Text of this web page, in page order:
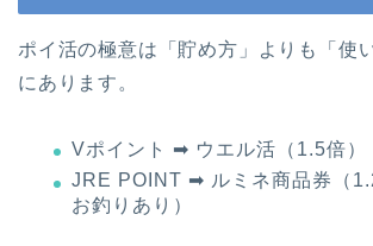
ポイ活の極意は「貯め方」よりも「使
にあります。
Vポイント ➡ ウエル活（1.5倍）
JRE POINT ➡ ルミネ商品券（
お釣りあり）